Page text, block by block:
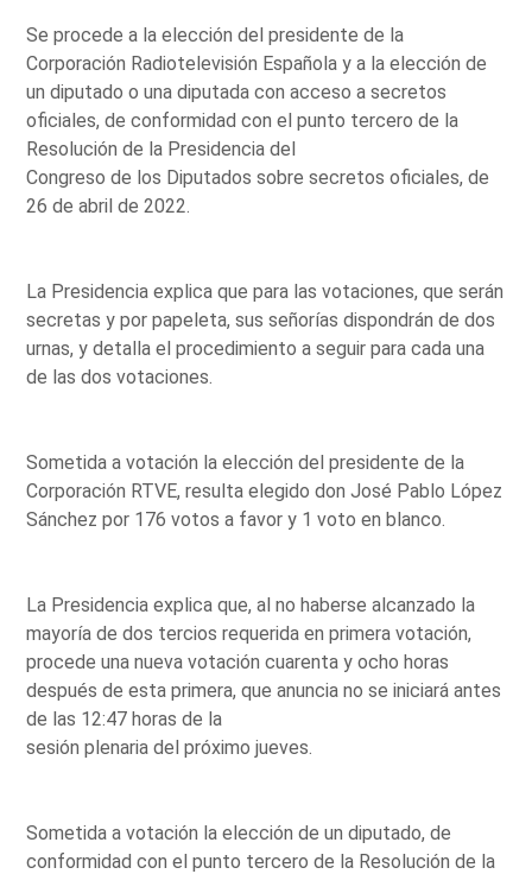
Se procede a la elección del presidente de la
Corporación Radiotelevisión Española y a la elección de
un diputado o una diputada con acceso a secretos
oficiales, de conformidad con el punto tercero de la
Resolución de la Presidencia del
Congreso de los Diputados sobre secretos oficiales, de
26 de abril de 2022.
La Presidencia explica que para las votaciones, que serán
secretas y por papeleta, sus señorías dispondrán de dos
urnas, y detalla el procedimiento a seguir para cada una
de las dos votaciones.
Sometida a votación la elección del presidente de la
Corporación RTVE, resulta elegido don José Pablo López
Sánchez por 176 votos a favor y 1 voto en blanco.
La Presidencia explica que, al no haberse alcanzado la
mayoría de dos tercios requerida en primera votación,
procede una nueva votación cuarenta y ocho horas
después de esta primera, que anuncia no se iniciará antes
de las 12:47 horas de la
sesión plenaria del próximo jueves.
Sometida a votación la elección de un diputado, de
conformidad con el punto tercero de la Resolución de la